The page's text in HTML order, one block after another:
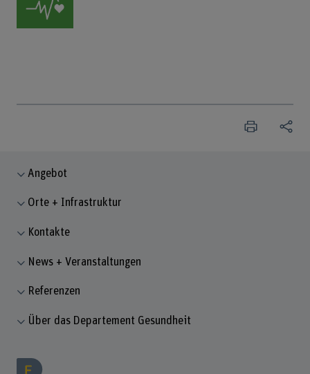
Angebot
Orte + Infrastruktur
Kontakte
News + Veranstaltungen
Referenzen
Über das Departement Gesundheit